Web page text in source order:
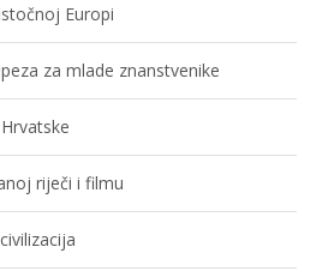
Europi
za mlade znanstvenike
riječi i filmu